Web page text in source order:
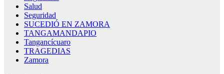
Salud
Seguridad
SUCEDIÓ EN ZAMORA
TANGAMANDAPIO
Tangancícuaro
TRAGEDIAS
Zamora